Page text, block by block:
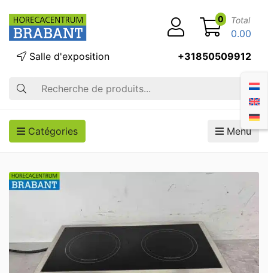
Recherche
Salle d'exposition +31850509912
0 Total
0.00
Catégories Menu